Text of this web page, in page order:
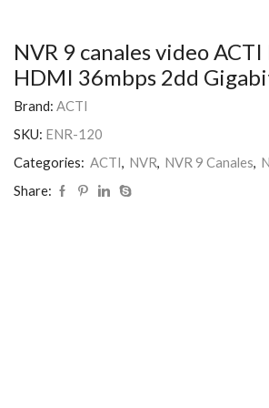
NVR 9 canales video
HDMI 36mbps 2dd
Brand: ACTI
SKU: ENR-120
Categories: ACTI, NVR, NVR 9 Canales,
Share: